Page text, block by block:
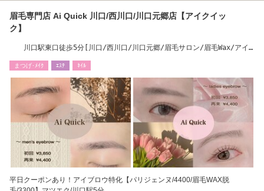
眉毛専門店 Ai Quick 川口/西川口/川口元郷店【アイクイッ
ク】
川口駅東口徒歩5分[川口/西川口/川口元郷/眉毛サロン/眉毛Wax/アイ
まつげ･ﾒｲｸ ｴｽﾃ ﾈｲﾙ
平日クーポンあり！アイブロウ特化【パリジェンヌ/4400/眉毛WAX脱